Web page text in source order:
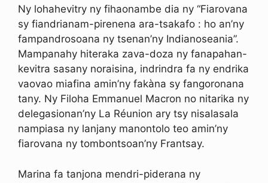
Ny lohahevitry ny fihaonambe dia ny “Fiarovana
sy fiandrianam-pirenena ara-tsakafo : ho an’ny
fampandrosoana ny tsenan’ny Indianoseania”.
Mampanahy hiteraka zava-doza ny fanapahan-
kevitra sasany noraisina, indrindra fa ny endrika
vaovao miafina amin’ny fakàna sy fangoronana
tany. Ny Filoha Emmanuel Macron no nitarika ny
delegasionan’ny La Réunion ary tsy nisalasala
nampiasa ny lanjany manontolo teo amin’ny
fiarovana ny tombontsoan’ny Frantsay.
Marina fa tanjona mendri-piderana ny